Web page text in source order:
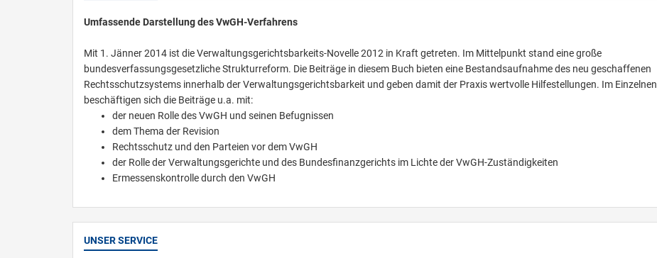
Umfassende Darstellung des VwGH-Verfahrens
Mit 1. Jänner 2014 ist die Verwaltungsgerichtsbarkeits-Novelle 2012 in Kraft getreten. Im Mittelpunkt stand eine große
bundesverfassungsgesetzliche Strukturreform. Die Beiträge in diesem Buch bieten eine Bestandsaufnahme des neu geschaffenen
Rechtsschutzsystems innerhalb der Verwaltungsgerichtsbarkeit und geben damit der Praxis wertvolle Hilfestellungen. Im Einzelnen
beschäftigen sich die Beiträge u.a. mit:
der neuen Rolle des VwGH und seinen Befugnissen
dem Thema der Revision
Rechtsschutz und den Parteien vor dem VwGH
der Rolle der Verwaltungsgerichte und des Bundesfinanzgerichts im Lichte der VwGH-Zuständigkeiten
Ermessenskontrolle durch den VwGH
UNSER SERVICE